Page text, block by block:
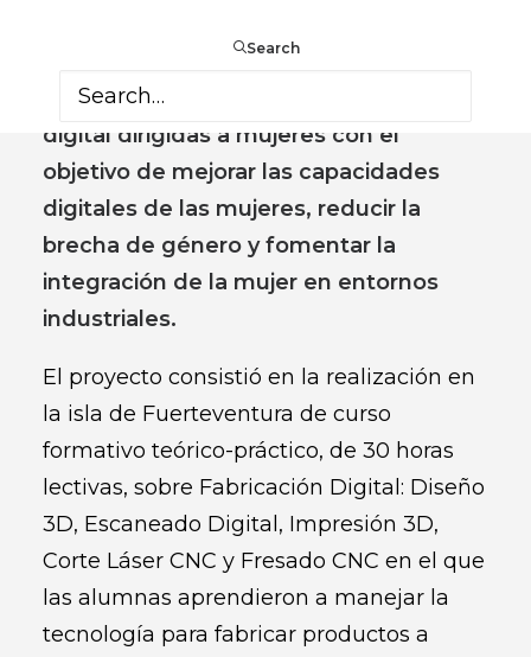
Search
realización de actividades
formativas en materia de fabricación
digital dirigidas a mujeres con el
objetivo de mejorar las capacidades
digitales de las mujeres, reducir la
brecha de género y fomentar la
integración de la mujer en entornos
industriales.
El proyecto consistió en la realización en
la isla de Fuerteventura de curso
formativo teórico-práctico, de 30 horas
lectivas, sobre Fabricación Digital: Diseño
3D, Escaneado Digital, Impresión 3D,
Corte Láser CNC y Fresado CNC en el que
las alumnas aprendieron a manejar la
tecnología para fabricar productos a